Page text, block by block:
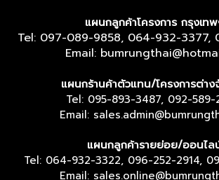
แผนกลูกค้าโครงการ กรุงเท
Tel: 097-089-9858, 064-932-3377,
Email:
แผนกร้านค้าตัวแทน/โครงการต่า
Tel: 095-893-3487, 092-589-
Email:
แผนกลูกค้ารายย่อย/ออนไล
Tel: 064-932-3322, 096-252-2914,
Email: